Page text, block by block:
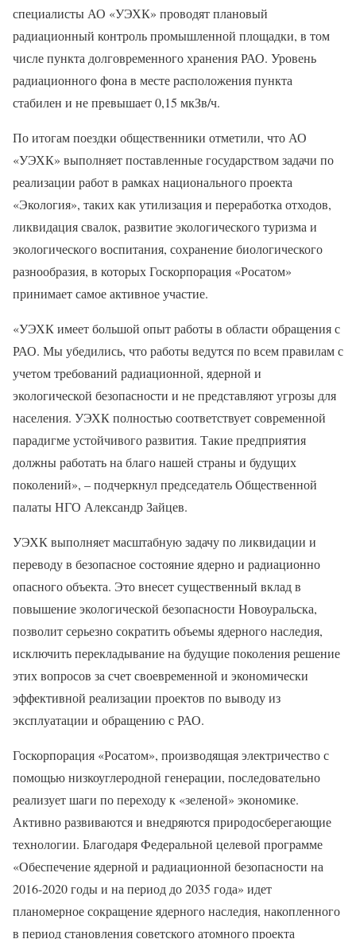
специалисты АО «УЭХК» проводят плановый
радиационный контроль промышленной площадки, в том
числе пункта долговременного хранения РАО. Уровень
радиационного фона в месте расположения пункта
стабилен и не превышает 0,15 мкЗв/ч.
По итогам поездки общественники отметили, что АО
«УЭХК» выполняет поставленные государством задачи по
реализации работ в рамках национального проекта
«Экология», таких как утилизация и переработка отходов,
ликвидация свалок, развитие экологического туризма и
экологического воспитания, сохранение биологического
разнообразия, в которых Госкорпорация «Росатом»
принимает самое активное участие.
«УЭХК имеет большой опыт работы в области обращения с
РАО. Мы убедились, что работы ведутся по всем правилам с
учетом требований радиационной, ядерной и
экологической безопасности и не представляют угрозы для
населения. УЭХК полностью соответствует современной
парадигме устойчивого развития. Такие предприятия
должны работать на благо нашей страны и будущих
поколений», – подчеркнул председатель Общественной
палаты НГО Александр Зайцев.
УЭХК выполняет масштабную задачу по ликвидации и
переводу в безопасное состояние ядерно и радиационно
опасного объекта. Это внесет существенный вклад в
повышение экологической безопасности Новоуральска,
позволит серьезно сократить объемы ядерного наследия,
исключить перекладывание на будущие поколения решение
этих вопросов за счет своевременной и экономически
эффективной реализации проектов по выводу из
эксплуатации и обращению с РАО.
Госкорпорация «Росатом», производящая электричество с
помощью низкоуглеродной генерации, последовательно
реализует шаги по переходу к «зеленой» экономике.
Активно развиваются и внедряются природосберегающие
технологии. Благодаря Федеральной целевой программе
«Обеспечение ядерной и радиационной безопасности на
2016-2020 годы и на период до 2035 года» идет
планомерное сокращение ядерного наследия, накопленного
в период становления советского атомного проекта